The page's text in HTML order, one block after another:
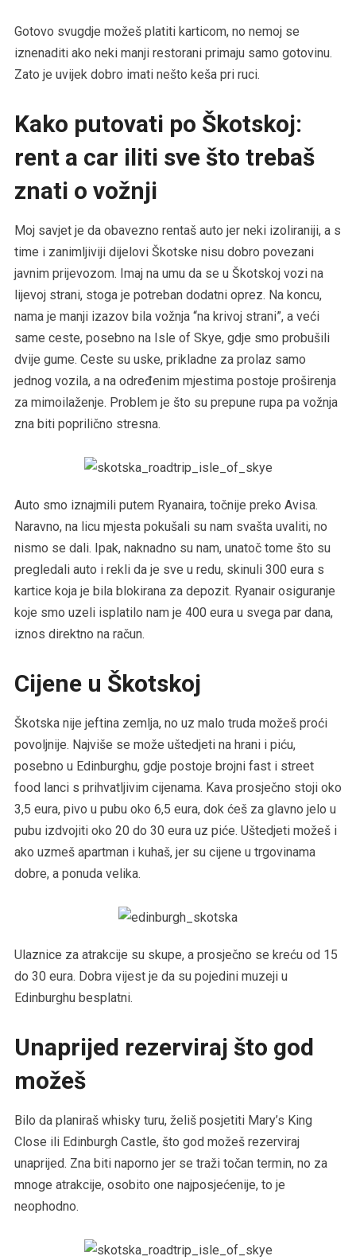
Gotovo svugdje možeš platiti karticom, no nemoj se
iznenaditi ako neki manji restorani primaju samo gotovinu.
Zato je uvijek dobro imati nešto keša pri ruci.
Kako putovati po Škotskoj:
rent a car iliti sve što trebaš
znati o vožnji
Moj savjet je da obavezno rentaš auto jer neki izoliraniji, a s
time i zanimljiviji dijelovi Škotske nisu dobro povezani
javnim prijevozom. Imaj na umu da se u Škotskoj vozi na
lijevoj strani, stoga je potreban dodatni oprez. Na koncu,
nama je manji izazov bila vožnja “na krivoj strani”, a veći
same ceste, posebno na Isle of Skye, gdje smo probušili
dvije gume. Ceste su uske, prikladne za prolaz samo
jednog vozila, a na određenim mjestima postoje proširenja
za mimoilaženje. Problem je što su prepune rupa pa vožnja
zna biti poprilično stresna.
Auto smo iznajmili putem Ryanaira, točnije preko Avisa.
Naravno, na licu mjesta pokušali su nam svašta uvaliti, no
nismo se dali. Ipak, naknadno su nam, unatoč tome što su
pregledali auto i rekli da je sve u redu, skinuli 300 eura s
kartice koja je bila blokirana za depozit. Ryanair osiguranje
koje smo uzeli isplatilo nam je 400 eura u svega par dana,
iznos direktno na račun.
Cijene u Škotskoj
Škotska nije jeftina zemlja, no uz malo truda možeš proći
povoljnije. Najviše se može uštedjeti na hrani i piću,
posebno u Edinburghu, gdje postoje brojni fast i street
food lanci s prihvatljivim cijenama. Kava prosječno stoji oko
3,5 eura, pivo u pubu oko 6,5 eura, dok ćeš za glavno jelo u
pubu izdvojiti oko 20 do 30 eura uz piće. Uštedjeti možeš i
ako uzmeš apartman i kuhaš, jer su cijene u trgovinama
dobre, a ponuda velika.
Ulaznice za atrakcije su skupe, a prosječno se kreću od 15
do 30 eura. Dobra vijest je da su pojedini muzeji u
Edinburghu besplatni.
Unaprijed rezerviraj što god
možeš
Bilo da planiraš whisky turu, želiš posjetiti Mary’s King
Close ili Edinburgh Castle, što god možeš rezerviraj
unaprijed. Zna biti naporno jer se traži točan termin, no za
mnoge atrakcije, osobito one najposjećenije, to je
neophodno.